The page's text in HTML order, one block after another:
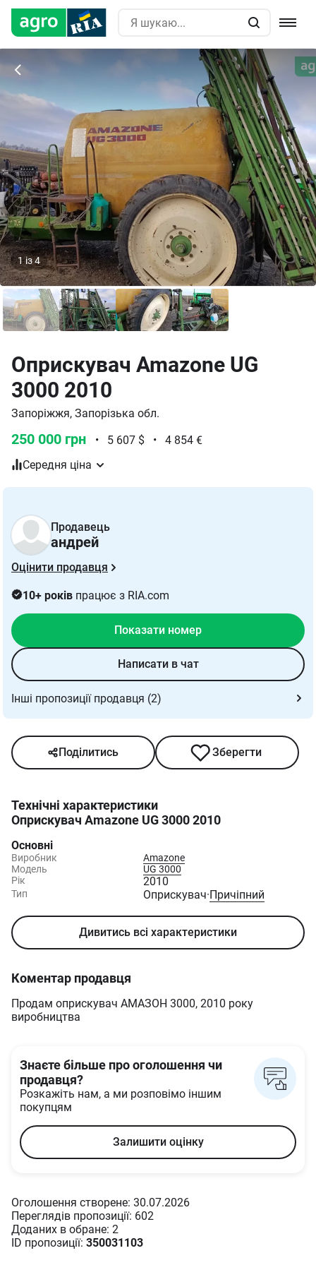
1із4
Оприскувач Amazone UG
3000 2010
Запоріжжя, Запорізька обл.
250 000 грн • 5 607 $ •
4 854 €
Середня ціна
Продавець
андрей
Оцінити продавця
10+ років працює з RIA.com
Показати номер
Написати в чат
Інші пропозиції продавця (2)
Поділитись Зберегти
Технічні характеристики
Оприскувач Amazone UG 3000 2010
Основні
Виробник
Amazone
Модель
UG 3000
Рік
2010
Тип Оприскувач·Причіпний
Дивитись всі характеристики
Коментар продавця
Продам оприскувач АМАЗОН 3000, 2010 року
виробництва
Знаєте більше про оголошення чи
продавця?
Розкажіть нам, а ми розповімо іншим
покупцям
Залишити оцінку
Оголошення створене: 30.07.2026
Переглядів пропозиції: 602
Доданих в oбране: 2
ID пропозиції: 350031103